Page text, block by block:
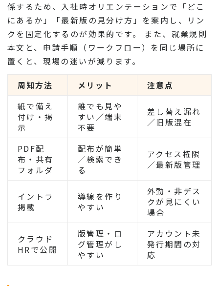
係するため、入社時オリエンテーションで「どこ
にあるか」「最新版の見分け方」を案内し、リン
クを固定化するのが効果的です。 また、就業規則
本文と、申請手順（ワークフロー）を同じ場所に
置くと、現場の迷いが減ります。
周知方法 メリット
注意点
紙で備え
付け・掲
示
誰でも見や
すい／端末
不要
差し替え漏れ
／旧版混在
PDF配
布・共有
フォルダ
配布が簡単
／検索でき
る
アクセス権限
／最新版管理
イントラ
掲載
導線を作り
やすい
外勤・非デス
クが見にくい
場合
クラウド
HRで公開
版管理・ロ
グ管理がし
やすい
アカウント未
発行期間の対
応